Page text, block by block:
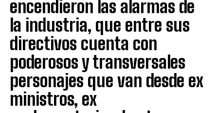
encendieron las alarmas de
la industria, que entre sus
directivos cuenta con
poderosos y transversales
personajes que van desde ex
ministros, ex